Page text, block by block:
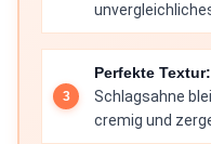
Perfekte Textur:
Schlagsahne
cremig und